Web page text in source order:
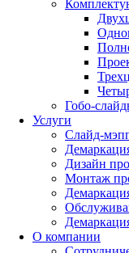
Гобо-
Услуги
Слайд-
Дизайн
Монтаж
О компании